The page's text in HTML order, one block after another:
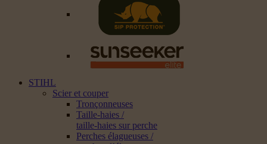
STIHL
Scier et couper
Tronçonneuses
Taille-haies /
taille-haies sur perche
Perches élagueuses /